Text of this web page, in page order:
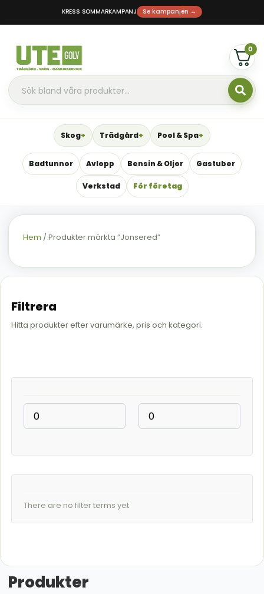
KRESS SOMMARKAMPANJ Se kampanjen →
0
Skog Trädgård Pool & Spa
Badtunnor Avlopp Bensin & Oljor Gastuber
Verkstad För företag
Hem / Produkter märkta ”Jonsered”
Filtrera
Hitta produkter efter varumärke, pris och kategori.
There are no filter terms yet
Produkter